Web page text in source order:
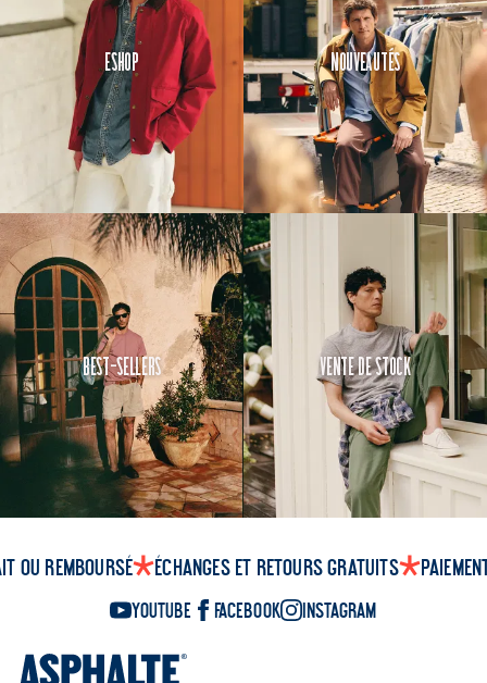
Eshop Nouveautés
Best-Sellers Vente de Stock
ou remboursé Échanges et retours gratuits
YouTube Facebook Instagram